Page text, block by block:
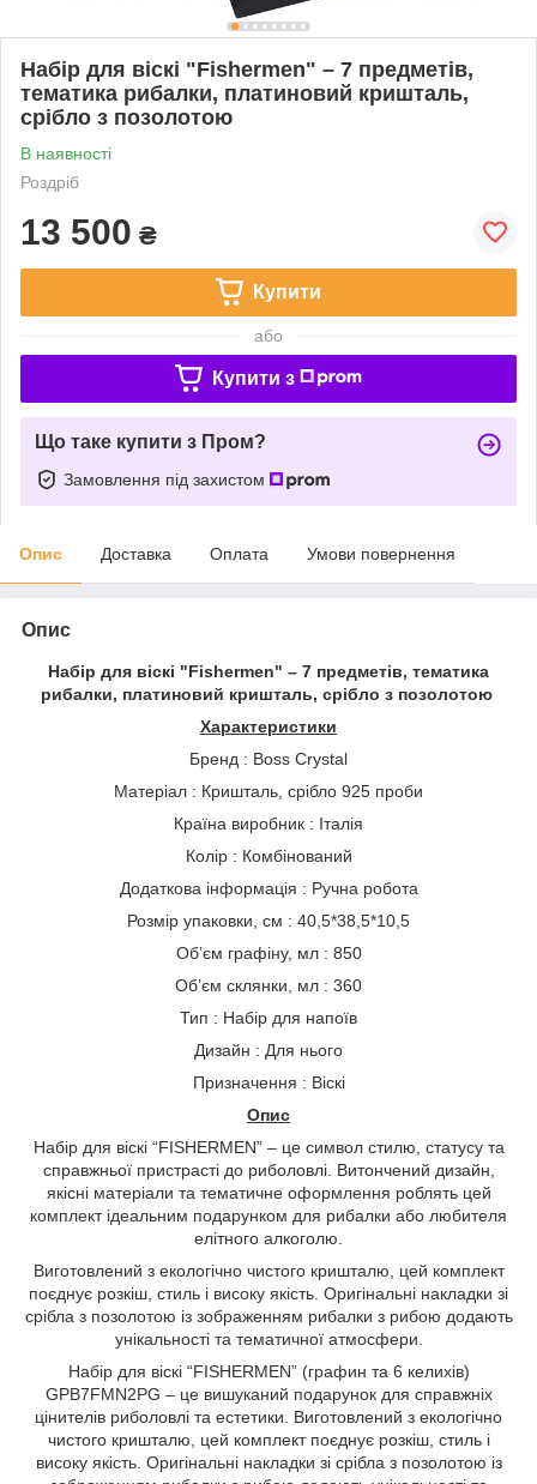
Набір для віскі "Fishermen" – 7 предметів,
тематика рибалки, платиновий кришталь,
срібло з позолотою
В наявності
Роздріб
13 500 ₴
Купити
або
Купити з
Що таке купити з Пром?
Замовлення під захистом
Опис Доставка Оплата Умови повернення
Опис
Набір для віскі "Fishermen" – 7 предметів, тематика
рибалки, платиновий кришталь, срібло з позолотою
Характеристики
Бренд : Boss Crystal
Матеріал : Кришталь, срібло 925 проби
Країна виробник : Італія
Колір : Комбінований
Додаткова інформація : Ручна робота
Розмір упаковки, см : 40,5*38,5*10,5
Об’єм графіну, мл : 850
Об’єм склянки, мл : 360
Тип : Набір для напоїв
Дизайн : Для нього
Призначення : Віскі
Опис
Набір для віскі “FISHERMEN” – це символ стилю, статусу та
справжньої пристрасті до риболовлі. Витончений дизайн,
якісні матеріали та тематичне оформлення роблять цей
комплект ідеальним подарунком для рибалки або любителя
елітного алкоголю.
Виготовлений з екологічно чистого кришталю, цей комплект
поєднує розкіш, стиль і високу якість. Оригінальні накладки зі
срібла з позолотою із зображенням рибалки з рибою додають
унікальності та тематичної атмосфери.
Набір для віскі “FISHERMEN” (графин та 6 келихів)
GPB7FMN2PG – це вишуканий подарунок для справжніх
цінителів риболовлі та естетики. Виготовлений з екологічно
чистого кришталю, цей комплект поєднує розкіш, стиль і
високу якість. Оригінальні накладки зі срібла з позолотою із